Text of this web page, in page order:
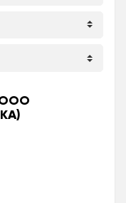
ООО